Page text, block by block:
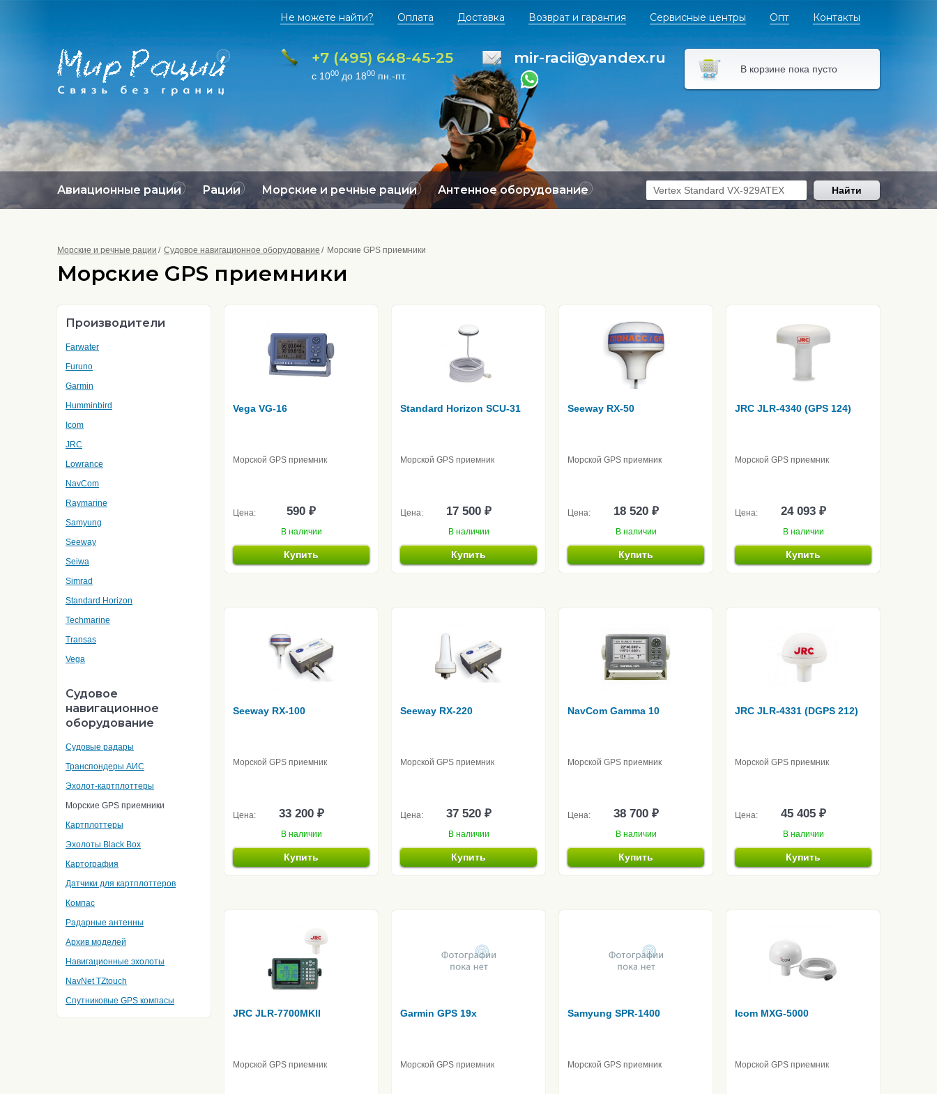
Не можете найти? Оплата Доставка Возврат и гарантия Сервисные центры Опт Контакты
+7 (495) 648-45-25
с 1000 до 1800 пн.-пт.
mir-racii@yandex.ru
В корзине пока пусто
Авиационные рации Рации Морские и речные рации Антенное оборудование Найти
Морские и речные рации Судовое навигационное оборудование Морские GPS приемники
Морские GPS приемники
Производители
Farwater
Furuno
Garmin
Humminbird
Icom
JRC
Lowrance
NavCom
Raymarine
Samyung
Seeway
Seiwa
Simrad
Standard Horizon
Techmarine
Transas
Vega
Судовое
навигационное
оборудование
Судовые радары
Транспондеры АИС
Эхолот-картплоттеры
Морские GPS приемники
Картплоттеры
Эхолоты Black Box
Картография
Датчики для картплоттеров
Компас
Радарные антенны
Архив моделей
Навигационные эхолоты
NavNet TZtouch
Спутниковые GPS компасы
Vega VG-16
Морской GPS приемник
Цена: 590 ₽
В наличии
Купить
Standard Horizon SCU-31
Морской GPS приемник
Цена: 17 500 ₽
В наличии
Купить
Seeway RX-50
Морской GPS приемник
Цена: 18 520 ₽
В наличии
Купить
JRC JLR-4340 (GPS 124)
Морской GPS приемник
Цена: 24 093 ₽
В наличии
Купить
Seeway RX-100
Морской GPS приемник
Цена: 33 200 ₽
В наличии
Купить
Seeway RX-220
Морской GPS приемник
Цена: 37 520 ₽
В наличии
Купить
NavCom Gamma 10
Морской GPS приемник
Цена: 38 700 ₽
В наличии
Купить
JRC JLR-4331 (DGPS 212)
Морской GPS приемник
Цена: 45 405 ₽
В наличии
Купить
JRC JLR-7700MKII
Морской GPS приемник
Garmin GPS 19x
Морской GPS приемник
Samyung SPR-1400
Морской GPS приемник
Icom MXG-5000
Морской GPS приемник